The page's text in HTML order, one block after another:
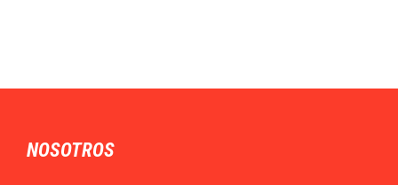
NOSOTROS